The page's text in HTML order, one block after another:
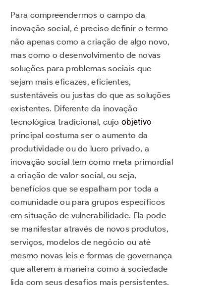
Para compreendermos o campo da
inovação social, é preciso definir o termo
não apenas como a criação de algo novo,
mas como o desenvolvimento de novas
soluções para problemas sociais que
sejam mais eficazes, eficientes,
sustentáveis ou justas do que as soluções
existentes. Diferente da inovação
tecnológica tradicional, cujoobjetivo
principal costuma ser o aumento da
produtividade ou do lucro privado, a
inovação social tem como meta primordial
a criação de valor social, ou seja,
benefícios que se espalham por toda a
comunidade ou para grupos específicos
em situação de vulnerabilidade. Ela pode
se manifestar através de novos produtos,
serviços, modelos de negócio ou até
mesmo novas leis e formas de governança
que alterem a maneira como a sociedade
lida com seus desafios mais persistentes.